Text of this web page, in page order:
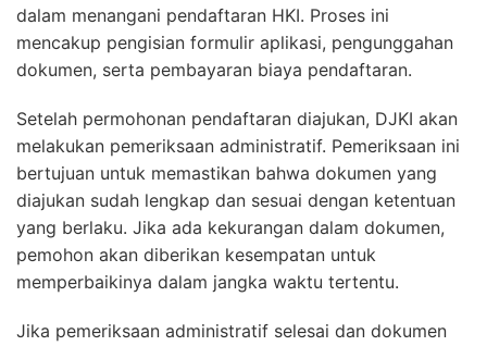
dalam menangani pendaftaran HKI. Proses ini
mencakup pengisian formulir aplikasi, pengunggahan
dokumen, serta pembayaran biaya pendaftaran.
Setelah permohonan pendaftaran diajukan, DJKI akan
melakukan pemeriksaan administratif. Pemeriksaan ini
bertujuan untuk memastikan bahwa dokumen yang
diajukan sudah lengkap dan sesuai dengan ketentuan
yang berlaku. Jika ada kekurangan dalam dokumen,
pemohon akan diberikan kesempatan untuk
memperbaikinya dalam jangka waktu tertentu.
Jika pemeriksaan administratif selesai dan dokumen